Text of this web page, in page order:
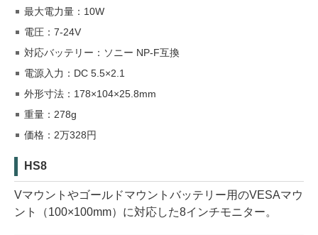
最大電力量：10W
電圧：7-24V
対応バッテリー：ソニー NP-F互換
電源入力：DC 5.5×2.1
外形寸法：178×104×25.8mm
重量：278g
価格：2万328円
HS8
Vマウントやゴールドマウントバッテリー用のVESAマウ
ント（100×100mm）に対応した8インチモニター。